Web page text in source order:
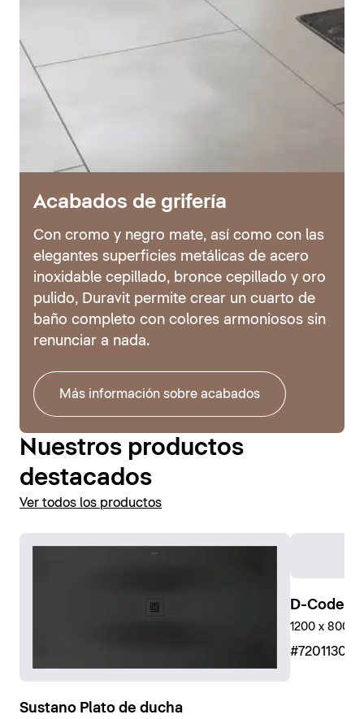
Acabados de grifería
Con cromo y negro mate, así como con las
elegantes superficies metálicas de acero
inoxidable cepillado, bronce cepillado y oro
pulido, Duravit permite crear un cuarto de
baño completo con colores armoniosos sin
renunciar a nada.
Más información sobre acabados
Nuestros productos
destacados
Ver todos los productos
Sustano Plato de ducha
D-Code
1200 x 800